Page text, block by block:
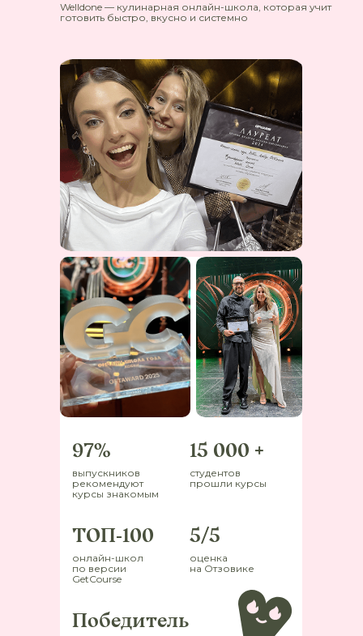
Welldone — кулинарная онлайн-школа, которая учит
готовить быстро, вкусно и системно
выпускников
рекомендуют
курсы знакомым
онлайн-школ
по версии
GetCourse
студентов
прошли курсы
оценка
на Отзовике
97%
ТОП-100
Победитель
15 000 +
5/5